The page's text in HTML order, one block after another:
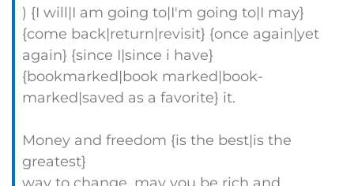
) {I will|I am going to|I'm going to|I may}
{come back|return|revisit} {once again|yet
again} {since I|since i have}
{bookmarked|book marked|book-
marked|saved as a favorite} it.
Money and freedom {is the best|is the
greatest}